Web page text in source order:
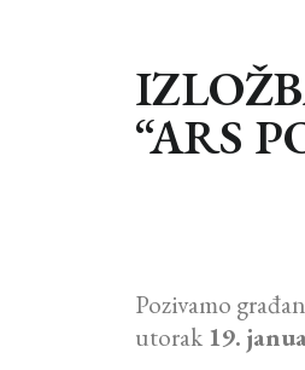
“ARS
Pozivamo
utorak 19.